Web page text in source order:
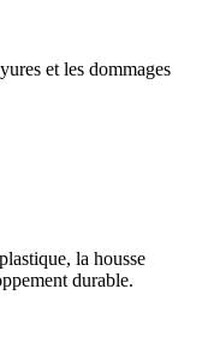
et les dommages
la housse
durable.